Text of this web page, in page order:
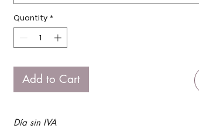
Quantity *
Add to Cart
Día sin IVA